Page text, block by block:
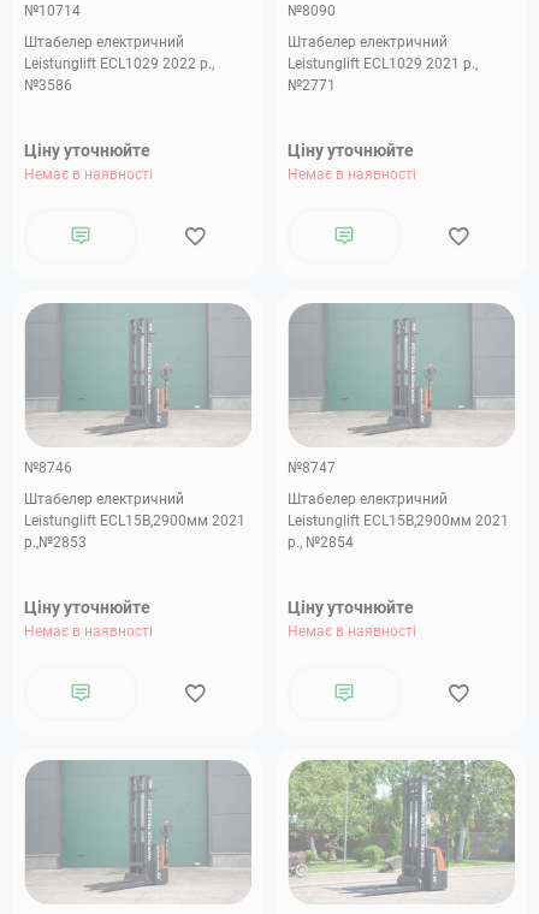
№10714
Штабелер електричний
Leistunglift ECL1029 2022 р.,
№3586
Ціну уточнюйте
Немає в наявності
№8090
Штабелер електричний
Leistunglift ECL1029 2021 р.,
№2771
Ціну уточнюйте
Немає в наявності
№8746
Штабелер електричний
Leistunglift ECL15B,2900мм 2021
р.,№2853
Ціну уточнюйте
Немає в наявності
№8747
Штабелер електричний
Leistunglift ECL15B,2900мм 2021
р., №2854
Ціну уточнюйте
Немає в наявності